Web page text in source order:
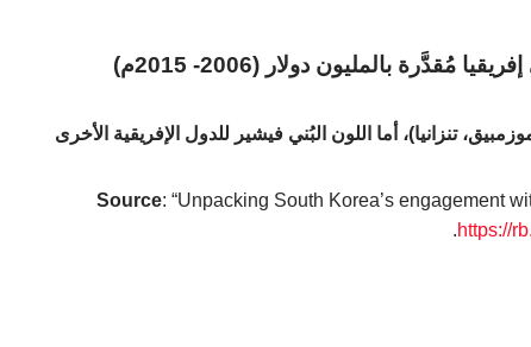
بالمليون دولار (2006- 2015م)
تنزانيا)، أما اللون البُني فيشير للدول الإفريقية الأخرى
Source: “Unpacking South Korea’s engagement
https://
.